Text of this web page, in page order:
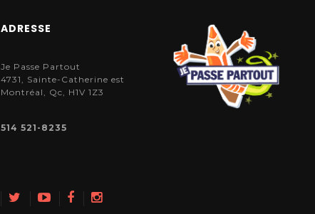
ADRESSE
Je Passe Partout
4731, Sainte-Catherine est
Montréal, Qc, H1V 1Z3
514 521-8235